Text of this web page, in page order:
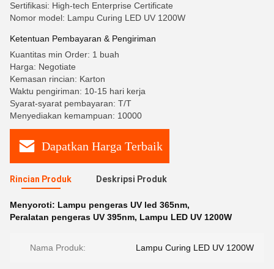
Sertifikasi: High-tech Enterprise Certificate
Nomor model: Lampu Curing LED UV 1200W
Ketentuan Pembayaran & Pengiriman
Kuantitas min Order: 1 buah
Harga: Negotiate
Kemasan rincian: Karton
Waktu pengiriman: 10-15 hari kerja
Syarat-syarat pembayaran: T/T
Menyediakan kemampuan: 10000
Dapatkan Harga Terbaik
Rincian Produk Deskripsi Produk
Menyoroti: Lampu pengeras UV led 365nm,
Peralatan pengeras UV 395nm, Lampu LED UV 1200W
Nama Produk: Lampu Curing LED UV 1200W